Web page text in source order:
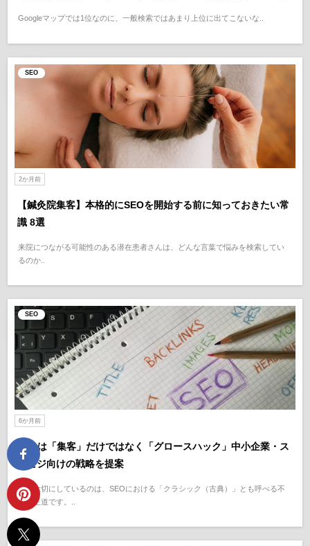
Googleマップでは1位なのに、一般検索ではあまり上位に出てこないな..
SEO
2か月前
【鍼灸院集客】本格的にSEOを開始する前に知っておきたい常
識 8選
来院につながる可能性のある潜在患者さんは、どんな言葉で悩みを検索してい
るのか..
SEO
6か月前
SEOは「集客」だけではなく「グロースハック」中小企業・ス
モビジ向けの戦略を提案
私が大切にしているのは、SEOにおける「クラシック（古典）」とも呼べる不
変の王道です。..